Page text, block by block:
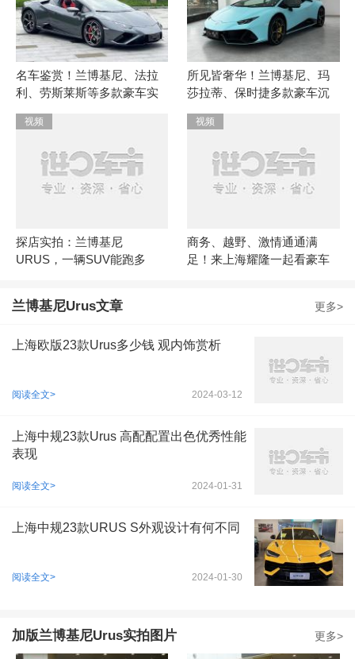
名车鉴赏！兰博基尼、法拉
利、劳斯莱斯等多款豪车实
所见皆奢华！兰博基尼、玛
莎拉蒂、保时捷多款豪车沉
视频
探店实拍：兰博基尼
URUS，一辆SUV能跑多
视频
商务、越野、激情通通满
足！来上海耀隆一起看豪车
兰博基尼Urus文章 更多>
上海欧版23款Urus多少钱 观内饰赏析
2024-03-12
阅读全文>
上海中规23款Urus 高配配置出色优秀性能
表现
2024-01-31
阅读全文>
上海中规23款URUS S外观设计有何不同
2024-01-30
阅读全文>
加版兰博基尼Urus实拍图片 更多>